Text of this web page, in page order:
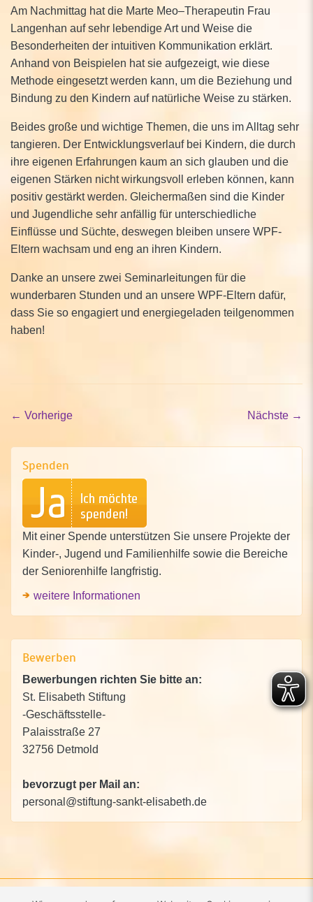
Am Nachmittag hat die Marte Meo–Therapeutin Frau
Langenhan auf sehr lebendige Art und Weise die
Besonderheiten der intuitiven Kommunikation erklärt.
Anhand von Beispielen hat sie aufgezeigt, wie diese
Methode eingesetzt werden kann, um die Beziehung und
Bindung zu den Kindern auf natürliche Weise zu stärken.
Beides große und wichtige Themen, die uns im Alltag sehr
tangieren. Der Entwicklungsverlauf bei Kindern, die durch
ihre eigenen Erfahrungen kaum an sich glauben und die
eigenen Stärken nicht wirkungsvoll erleben können, kann
positiv gestärkt werden. Gleichermaßen sind die Kinder
und Jugendliche sehr anfällig für unterschiedliche
Einflüsse und Süchte, deswegen bleiben unsere WPF-
Eltern wachsam und eng an ihren Kindern.
Danke an unsere zwei Seminarleitungen für die
wunderbaren Stunden und an unsere WPF-Eltern dafür,
dass Sie so engagiert und energiegeladen teilgenommen
haben!
← Vorherige Nächste →
Spenden
Mit einer Spende unterstützen Sie unsere Projekte der
Kinder-, Jugend und Familienhilfe sowie die Bereiche
der Seniorenhilfe langfristig.
weitere Informationen
Bewerben
Bewerbungen richten Sie bitte an:
St. Elisabeth Stiftung
-Geschäftsstelle-
Palaisstraße 27
32756 Detmold
bevorzugt per Mail an:
personal@stiftung-sankt-elisabeth.de